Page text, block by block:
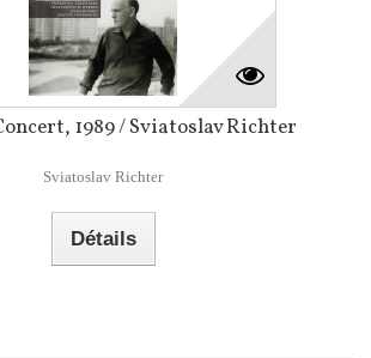
1989 / Sviatoslav Richter
Sviatoslav Richter
Détails